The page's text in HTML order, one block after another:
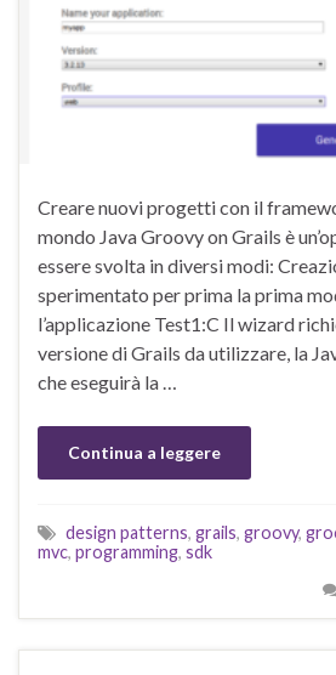
Creare nuovi progetti con il
mondo Java Groovy on Grails è
essere svolta in diversi modi:
sperimentato per prima la prima
l’applicazione Test1:C Il wizard
versione di Grails da utilizzare, la
che eseguirà la …
Continua a leggere
design patterns, grails, groovy,
mvc, programming, sdk